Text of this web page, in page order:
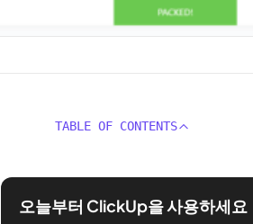
TABLE OF CONTENTS
오늘부터 ClickUp을 사용하세요